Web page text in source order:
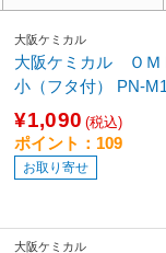
大阪ケミカル
大阪ケミカル ＯＭ
小（フタ付） PN-
¥1,090 (税込)
ポイント：109
お取り寄せ
大阪ケミカル